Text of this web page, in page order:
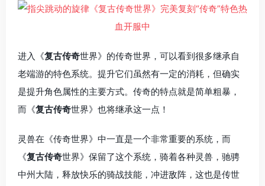
进入《复古传奇世界》的传奇世界，可以看到很多继承自
老端游的特色系统。提升它们虽然有一定的消耗，但确实
是提升角色属性的主要方式。传奇的特点就是简单粗暴，
而《复古传奇世界》也将继承这一点！
灵兽在《传奇世界》中一直是一个非常重要的系统，而
《复古传奇世界》保留了这个系统，骑着各种灵兽，驰骋
中州大陆，释放快乐的骑战技能，冲进敌阵，这也是传世